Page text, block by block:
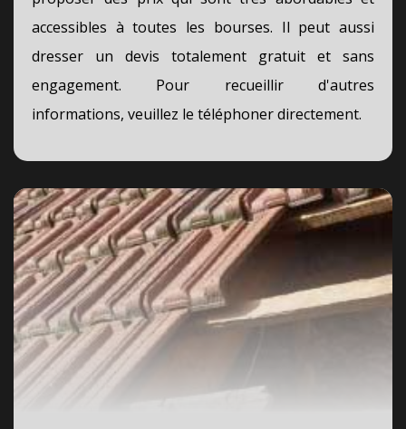
accessibles à toutes les bourses. Il peut aussi
dresser un devis totalement gratuit et sans
engagement. Pour recueillir d'autres
informations, veuillez le téléphoner directement.